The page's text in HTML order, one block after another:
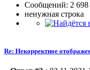
Сообщений: 2 698
ненужная строка
Re: Некорректное